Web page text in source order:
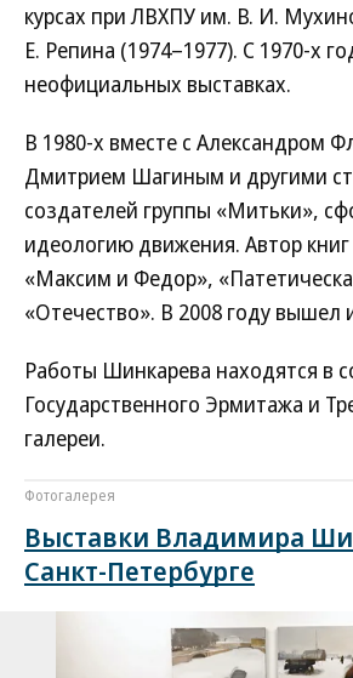
курсах при ЛВХПУ им. В. И.
Е. Репина (1974–1977). С 1970-х
неофициальных выставках.
В 1980-х вместе с Александром
Дмитрием Шагиным и другими
создателей группы «Митьки»,
идеологию движения. Автор
«Максим и Федор»,
«Отечество». В 2008 году вышел
Работы Шинкарева находятся в
Государственного Эрмитажа и
галереи.
Фотогалерея
Выставки Владимира
Санкт-Петербурге